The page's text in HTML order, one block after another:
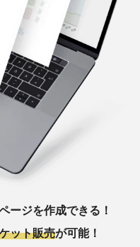
ージを作成できる！
ット販売が可能！